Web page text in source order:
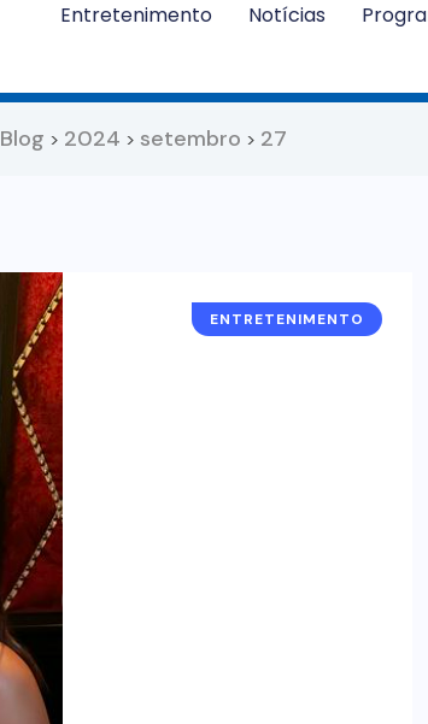
Entretenimento Notícias
Blog > 2024 > setembro > 27
ENTRETENIMENTO